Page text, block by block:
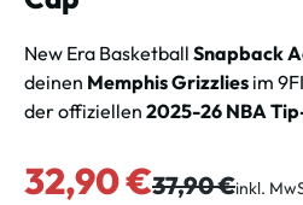
New Era Basketball Snapback
deinen Memphis Grizzlies im
der offiziellen 2025-26 NBA
Verkaufspreis:
32,90 €Regulärer Preis:
37,90 €inkl.